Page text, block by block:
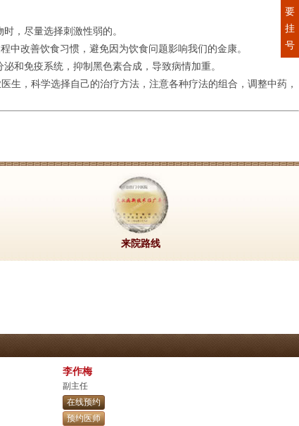
，尽量选择刺激性弱的。
改善饮食习惯，避免因为饮食问题影响我们的金康。
和免疫系统，抑制黑色素合成，导致病情加重。
，科学选择自己的治疗方法，注意各种疗法的组合，调整中药，
来院路线
李作梅
副主任
在线预约
预约医师
要
挂
号